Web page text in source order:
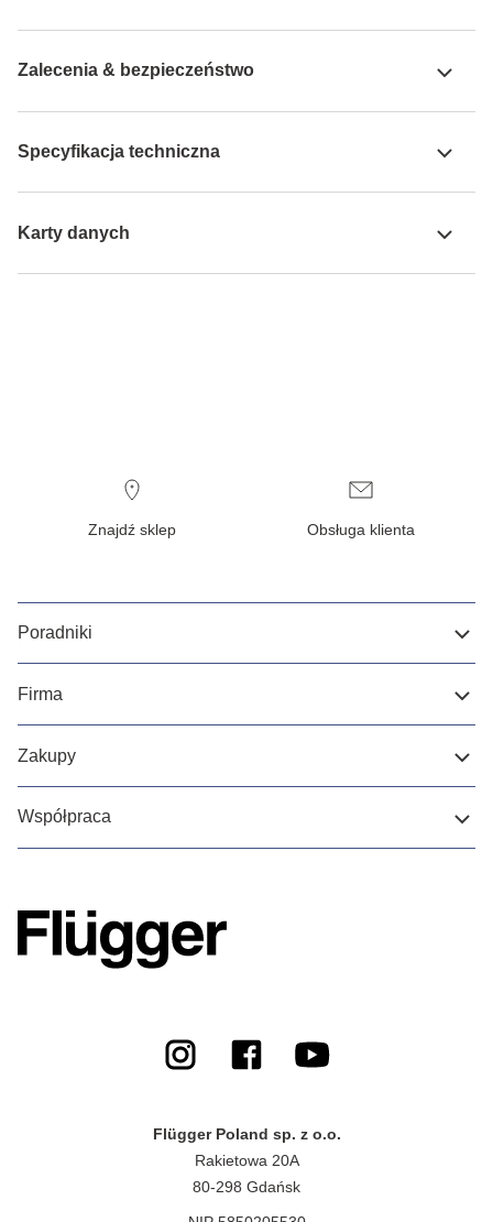
Zalecenia & bezpieczeństwo
Specyfikacja techniczna
Karty danych
Znajdź sklep Obsługa klienta
Poradniki
Firma
Zakupy
Współpraca
Flügger Poland sp. z o.o.
Rakietowa 20A
80-298 Gdańsk